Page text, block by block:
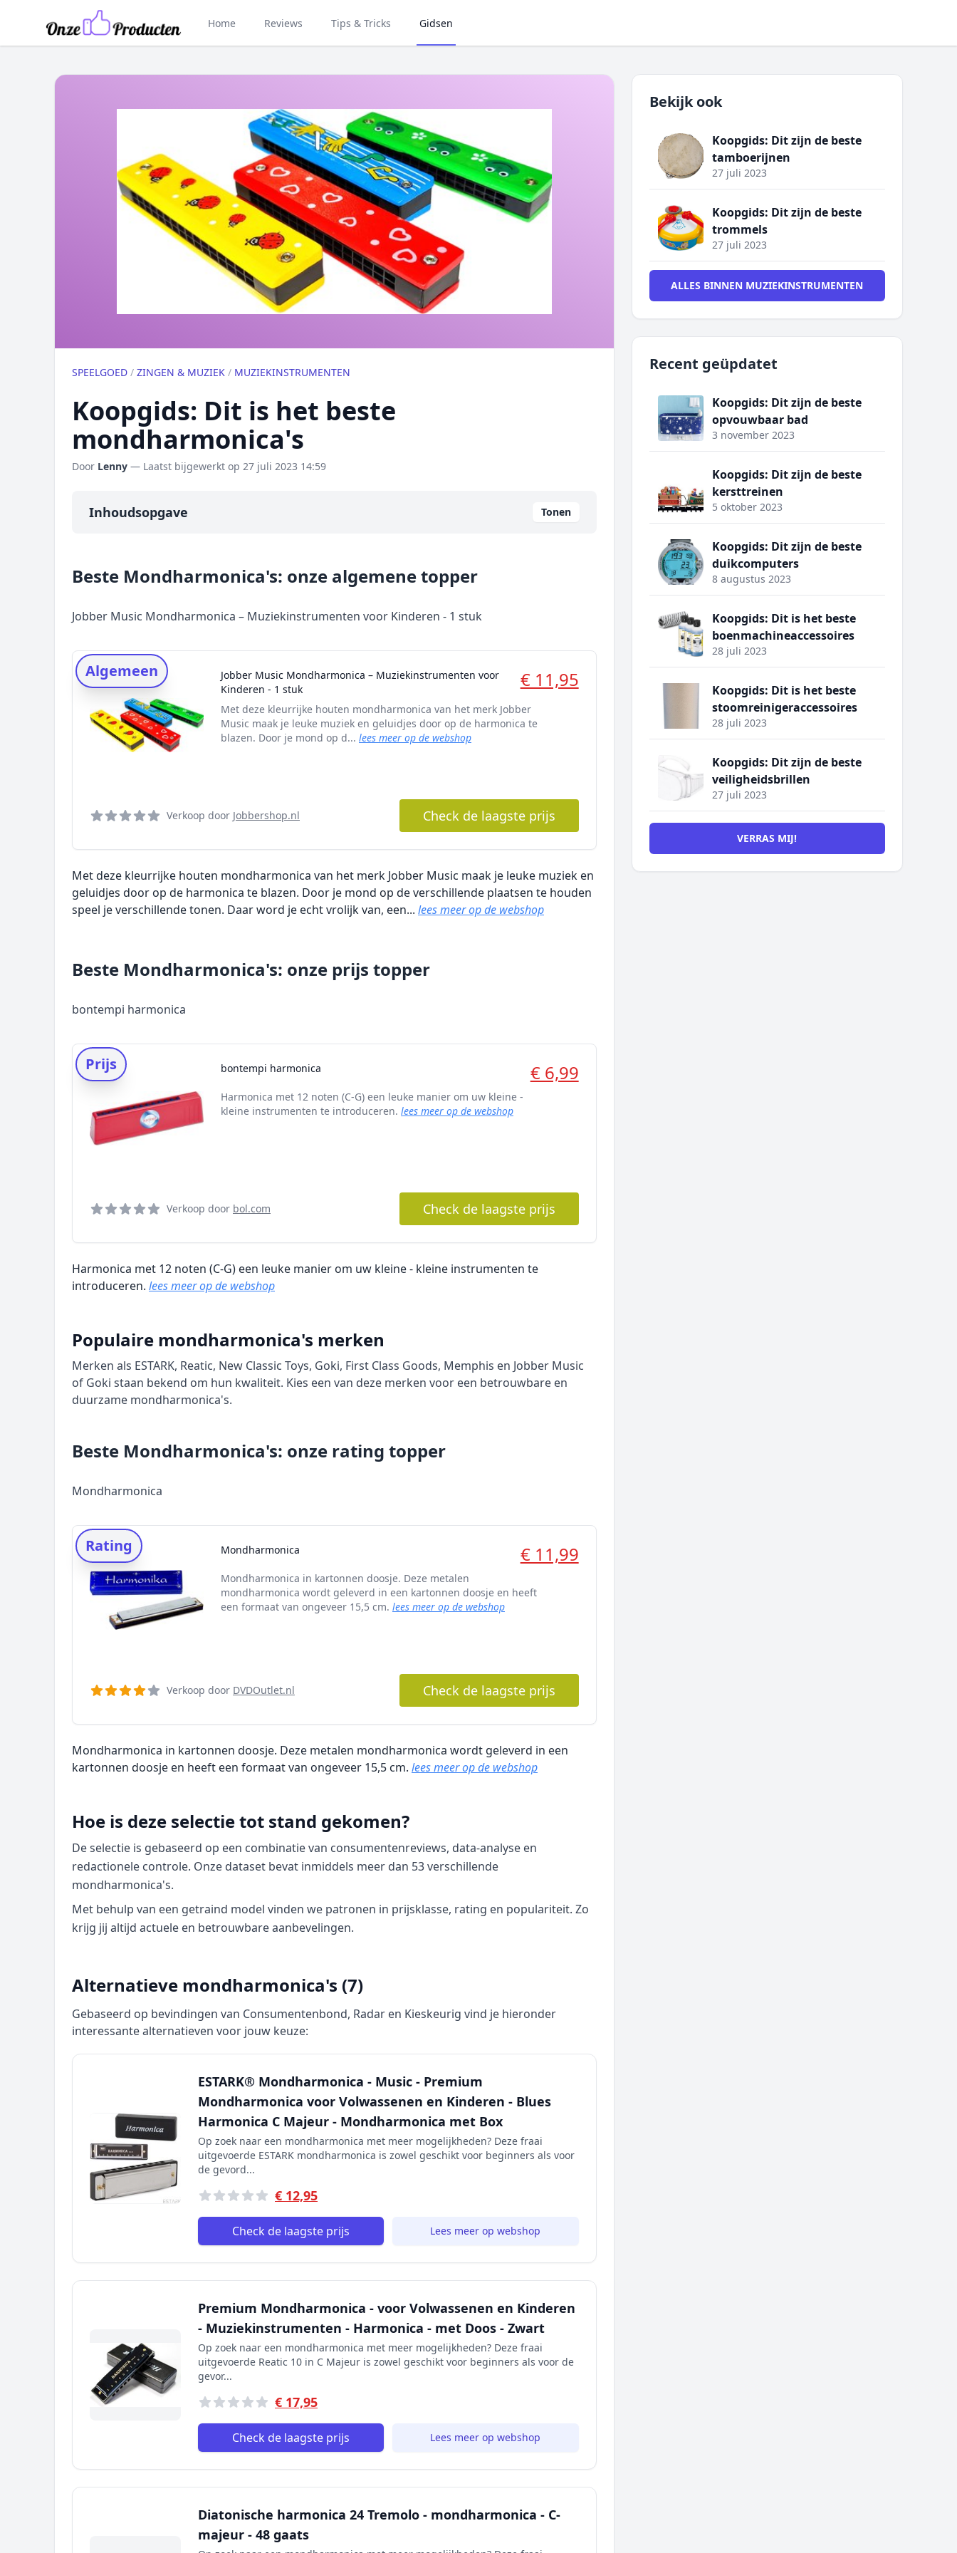
Home Reviews Tips & Tricks Gidsen
SPEELGOED / ZINGEN & MUZIEK / MUZIEKINSTRUMENTEN
Koopgids: Dit is het beste
mondharmonica's
Door Lenny — Laatst bijgewerkt op 27 juli 2023 14:59
Inhoudsopgave Tonen
Onze algemene topper
Rating topper
Onderzoeksmethode
Alternatieven
Prijsniveaus
Beste Mondharmonica's: onze algemene topper
Jobber Music Mondharmonica – Muziekinstrumenten voor Kinderen - 1 stuk
Algemeen
Jobber Music Mondharmonica – Muziekinstrumenten voor
Kinderen - 1 stuk
€ 11,95
Met deze kleurrijke houten mondharmonica van het merk Jobber
Music maak je leuke muziek en geluidjes door op de harmonica te
blazen. Door je mond op d... lees meer op de webshop
Verkoop door Jobbershop.nl Check de laagste prijs
Met deze kleurrijke houten mondharmonica van het merk Jobber Music maak je leuke muziek en
geluidjes door op de harmonica te blazen. Door je mond op de verschillende plaatsen te houden
speel je verschillende tonen. Daar word je echt vrolijk van, een... lees meer op de webshop
Beste Mondharmonica's: onze prijs topper
bontempi harmonica
Prijs bontempi harmonica € 6,99
Harmonica met 12 noten (C-G) een leuke manier om uw kleine -
kleine instrumenten te introduceren. lees meer op de webshop
Verkoop door bol.com Check de laagste prijs
Harmonica met 12 noten (C-G) een leuke manier om uw kleine - kleine instrumenten te
introduceren. lees meer op de webshop
Populaire mondharmonica's merken
Merken als ESTARK, Reatic, New Classic Toys, Goki, First Class Goods, Memphis en Jobber Music
of Goki staan bekend om hun kwaliteit. Kies een van deze merken voor een betrouwbare en
duurzame mondharmonica's.
Beste Mondharmonica's: onze rating topper
Mondharmonica
Rating Mondharmonica € 11,99
Mondharmonica in kartonnen doosje. Deze metalen
mondharmonica wordt geleverd in een kartonnen doosje en heeft
een formaat van ongeveer 15,5 cm. lees meer op de webshop
Verkoop door DVDOutlet.nl Check de laagste prijs
Mondharmonica in kartonnen doosje. Deze metalen mondharmonica wordt geleverd in een
kartonnen doosje en heeft een formaat van ongeveer 15,5 cm. lees meer op de webshop
Hoe is deze selectie tot stand gekomen?
De selectie is gebaseerd op een combinatie van consumentenreviews, data‑analyse en
redactionele controle. Onze dataset bevat inmiddels meer dan 53 verschillende
mondharmonica's.
Met behulp van een getraind model vinden we patronen in prijsklasse, rating en populariteit. Zo
krijg jij altijd actuele en betrouwbare aanbevelingen.
Alternatieve mondharmonica's (7)
Gebaseerd op bevindingen van Consumentenbond, Radar en Kieskeurig vind je hieronder
interessante alternatieven voor jouw keuze:
ESTARK® Mondharmonica - Music - Premium
Mondharmonica voor Volwassenen en Kinderen - Blues
Harmonica C Majeur - Mondharmonica met Box
Op zoek naar een mondharmonica met meer mogelijkheden? Deze fraai
uitgevoerde ESTARK mondharmonica is zowel geschikt voor beginners als voor
de gevord...
€ 12,95
Check de laagste prijs Lees meer op webshop
Premium Mondharmonica - voor Volwassenen en Kinderen
- Muziekinstrumenten - Harmonica - met Doos - Zwart
Op zoek naar een mondharmonica met meer mogelijkheden? Deze fraai
uitgevoerde Reatic 10 in C Majeur is zowel geschikt voor beginners als voor de
gevor...
€ 17,95
Check de laagste prijs Lees meer op webshop
Diatonische harmonica 24 Tremolo - mondharmonica - C-
majeur - 48 gaats
Bekijk ook
Koopgids: Dit zijn de beste
tamboerijnen
27 juli 2023
Koopgids: Dit zijn de beste
trommels
27 juli 2023
ALLES BINNEN MUZIEKINSTRUMENTEN
Recent geüpdatet
Koopgids: Dit zijn de beste
opvouwbaar bad
3 november 2023
Koopgids: Dit zijn de beste
kersttreinen
5 oktober 2023
Koopgids: Dit zijn de beste
duikcomputers
8 augustus 2023
Koopgids: Dit is het beste
boenmachineaccessoires
28 juli 2023
Koopgids: Dit is het beste
stoomreinigeraccessoires
28 juli 2023
Koopgids: Dit zijn de beste
veiligheidsbrillen
27 juli 2023
VERRAS MIJ!